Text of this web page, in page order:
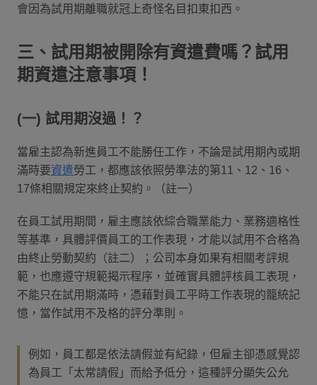
會因為試用期離職就冠上奇怪名目扣東扣西。
三、試用期被開除有資遣費嗎？試用
期資遣注意事項！
(一) 試用期沒過！？
當雇主認為新進員工不能勝任工作，不論是試用期內或期
滿時要資遣勞工，都應該依照勞準法的第11、12、16、
17條相關規定來終止契約。（註一）
在員工試用期間，雇主應該依綜合職業能力、業務適格性
等基準，具體評價員工的工作表現，才能以試用不合格為
由終止勞動契約（註二）；公司本身如果有相關考評規
範，也應遵守規範揭示程序，並確實具體評核員工表現，
不能只在試用期滿時，憑藉對員工平時工作表現的籠統記
憶，當作試用不及格的評分準則。
例如，員工都是依法請假並有紀錄，但雇主卻憑感覺認
為員工「太常請假」而給予低分，這種評分顯失公允